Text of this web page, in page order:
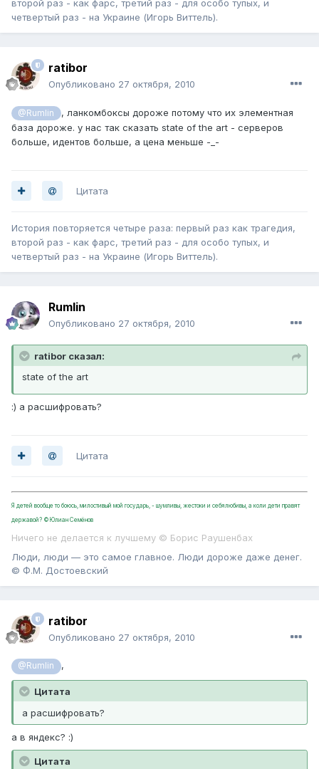
второй раз - как фарс, третий раз - для особо тупых, и
четвертый раз - на Украине (Игорь Виттель).
ratibor
Опубликовано 27 октября, 2010
@Rumlin
, ланкомбоксы дороже потому что их элементная
база дороже. у нас так сказать state of the art - серверов
больше, идентов больше, а цена меньше -_-
Цитата
История повторяется четыре раза: первый раз как трагедия,
второй раз - как фарс, третий раз - для особо тупых, и
четвертый раз - на Украине (Игорь Виттель).
Rumlin
Опубликовано 27 октября, 2010
ratibor сказал:
state of the art
:) а расшифровать?
Цитата
Я детей вообще то боюсь, милостивый мой государь, - шумливы, жестоки и себялюбивы, а коли дети правят
державой? ©Юлиан Семёнов
Ничего не делается к лучшему © Борис Раушенбах
Люди, люди — это самое главное. Люди дороже даже денег.
© Ф.М. Достоевский
ratibor
Опубликовано 27 октября, 2010
@Rumlin ,
Цитата
а расшифровать?
а в яндекс? :)
Цитата